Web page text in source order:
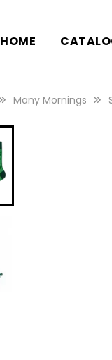
HOME
Many Mornings